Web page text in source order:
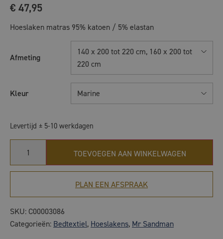
€ 47,95
Hoeslaken matras 95% katoen / 5% elastan
Afmeting
140 x 200 tot 220 cm, 160 x 200 tot
220 cm
Kleur Marine
Levertijd ± 5-10 werkdagen
TOEVOEGEN AAN WINKELWAGEN
PLAN EEN AFSPRAAK
SKU: C00003086
Categorieën: Bedtextiel, Hoeslakens, Mr Sandman